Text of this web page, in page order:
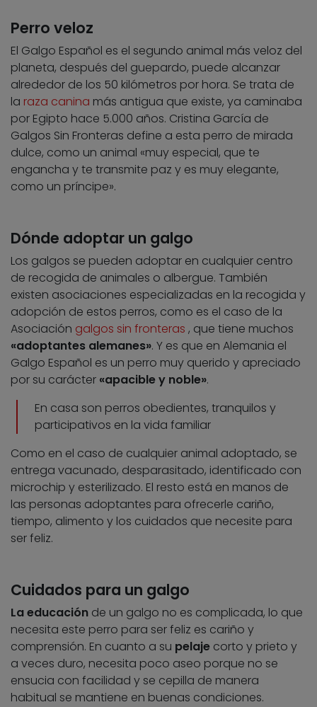
Perro veloz
El Galgo Español es el segundo animal más veloz del
planeta, después del guepardo, puede alcanzar
alrededor de los 50 kilómetros por hora. Se trata de
la raza canina más antigua que existe, ya caminaba
por Egipto hace 5.000 años. Cristina García de
Galgos Sin Fronteras define a esta perro de mirada
dulce, como un animal «muy especial, que te
engancha y te transmite paz y es muy elegante,
como un príncipe».
Dónde adoptar un galgo
Los galgos se pueden adoptar en cualquier centro
de recogida de animales o albergue. También
existen asociaciones especializadas en la recogida y
adopción de estos perros, como es el caso de la
Asociación galgos sin fronteras , que tiene muchos
«adoptantes alemanes». Y es que en Alemania el
Galgo Español es un perro muy querido y apreciado
por su carácter «apacible y noble».
En casa son perros obedientes, tranquilos y
participativos en la vida familiar
Como en el caso de cualquier animal adoptado, se
entrega vacunado, desparasitado, identificado con
microchip y esterilizado. El resto está en manos de
las personas adoptantes para ofrecerle cariño,
tiempo, alimento y los cuidados que necesite para
ser feliz.
Cuidados para un galgo
La educación de un galgo no es complicada, lo que
necesita este perro para ser feliz es cariño y
comprensión. En cuanto a su pelaje corto y prieto y
a veces duro, necesita poco aseo porque no se
ensucia con facilidad y se cepilla de manera
habitual se mantiene en buenas condiciones.